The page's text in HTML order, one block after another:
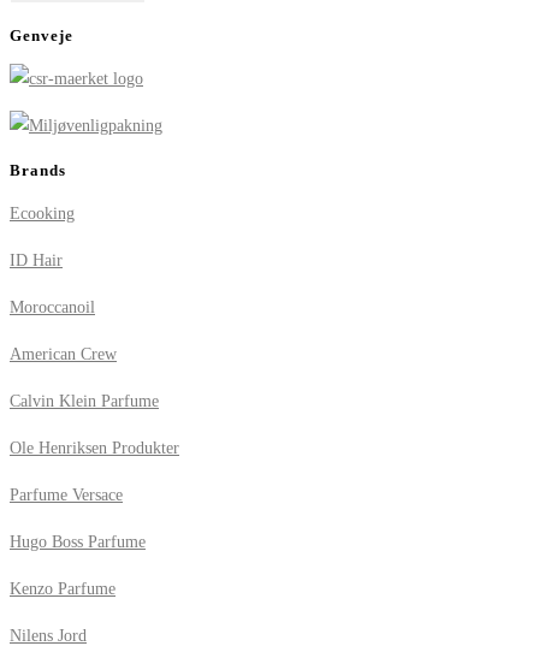
Genveje
Brands
Ecooking
ID Hair
Moroccanoil
American Crew
Calvin Klein Parfume
Ole Henriksen Produkter
Parfume Versace
Hugo Boss Parfume
Kenzo Parfume
Nilens Jord